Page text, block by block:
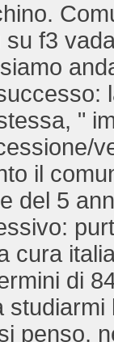
su f3
"
il
del 5
cura
di
studiarmi
penso,